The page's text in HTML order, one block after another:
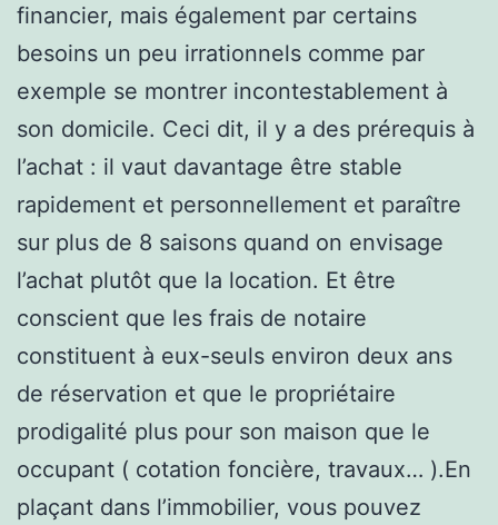
financier, mais également par certains
besoins un peu irrationnels comme par
exemple se montrer incontestablement à
son domicile. Ceci dit, il y a des prérequis à
l’achat : il vaut davantage être stable
rapidement et personnellement et paraître
sur plus de 8 saisons quand on envisage
l’achat plutôt que la location. Et être
conscient que les frais de notaire
constituent à eux-seuls environ deux ans
de réservation et que le propriétaire
prodigalité plus pour son maison que le
occupant ( cotation foncière, travaux… ).En
plaçant dans l’immobilier, vous pouvez